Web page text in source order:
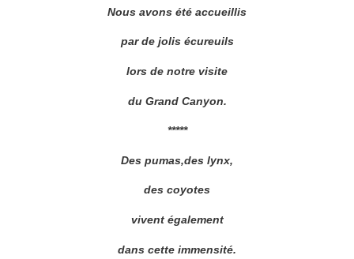
Nous avons été accueillis
par de jolis écureuils
lors de notre visite
du Grand Canyon.
*****
Des pumas,des lynx,
des coyotes
vivent également
dans cette immensité.